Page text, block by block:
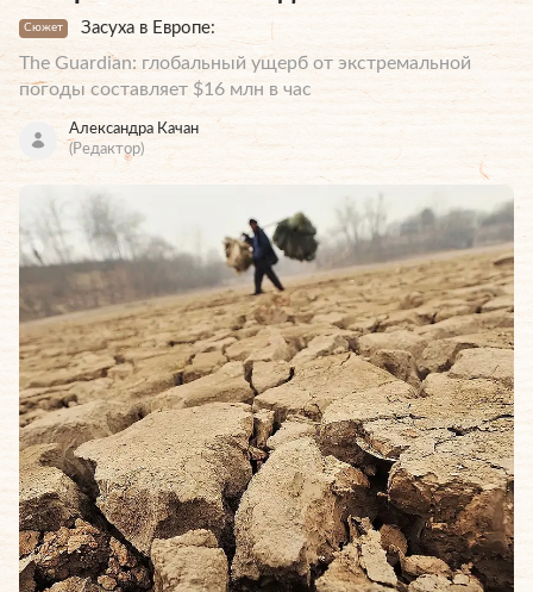
Сюжет Засуха в Европе:
The Guardian: глобальный ущерб от экстремальной
погоды составляет $16 млн в час
Александра Качан
(Редактор)